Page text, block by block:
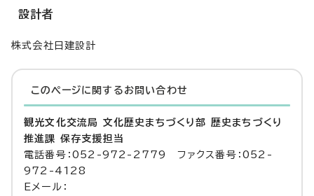
設計者
株式会社日建設計
このページに関する お問い合わせ
観光文化交流局 文化歴史まちづくり部 歴史まちづくり
推進課 保存支援担当
電話番号：052-972-2779 ファクス番号：052-
972-4128
Eメール：